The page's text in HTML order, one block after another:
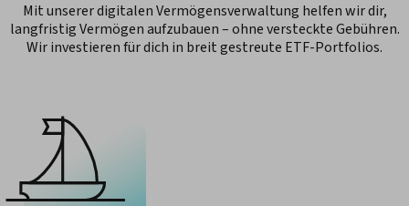
Mit unserer digitalen Vermögensverwaltung helfen wir dir,
langfristig Vermögen aufzubauen – ohne versteckte Gebühren.
Wir investieren für dich in breit gestreute ETF-Portfolios.